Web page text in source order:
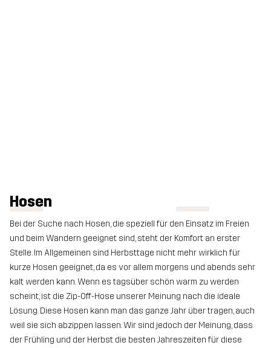
Hosen
Bei der Suche nach Hosen, die speziell für den Einsatz im Freien
und beim Wandern geeignet sind, steht der Komfort an erster
Stelle. Im Allgemeinen sind Herbsttage nicht mehr wirklich für
kurze Hosen geeignet, da es vor allem morgens und abends sehr
kalt werden kann. Wenn es tagsüber schön warm zu werden
scheint, ist die Zip-Off-Hose unserer Meinung nach die ideale
Lösung. Diese Hosen kann man das ganze Jahr über tragen, auch
weil sie sich abzippen lassen. Wir sind jedoch der Meinung, dass
der Frühling und der Herbst die besten Jahreszeiten für diese